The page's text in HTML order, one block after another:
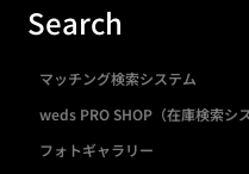
Search
マッチング検索システム
weds PRO SHOP（在庫検索シス
フォトギャラリー